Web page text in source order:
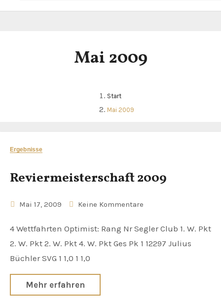
Mai 2009
Start
Mai 2009
Ergebnisse
Reviermeisterschaft 2009
Mai 17, 2009 Keine Kommentare
4 Wettfahrten Optimist: Rang Nr Segler Club 1. W. Pkt
2. W. Pkt 2. W. Pkt 4. W. Pkt Ges Pk 1 12297 Julius
Büchler SVG 1 1,0 1 1,0
Mehr erfahren